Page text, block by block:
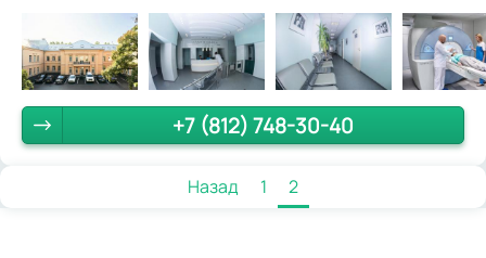
+7 (812) 748-30-40
Назад 1 2